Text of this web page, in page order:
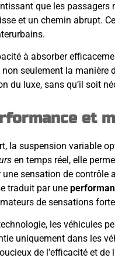
que les
et un chemin abrupt.
à absorber
seulement la manière
du luxe, sans qu’il soit
et
la suspension variable
en temps réel, elle
sensation de contrôle
traduit par une
de sensations
les véhicules
uniquement dans les
de l’efficacité et